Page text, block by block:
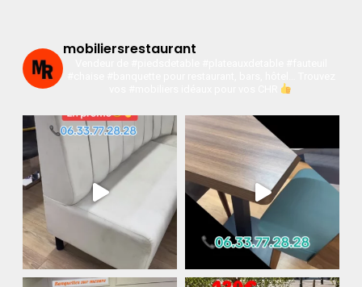
mobiliersrestaurant